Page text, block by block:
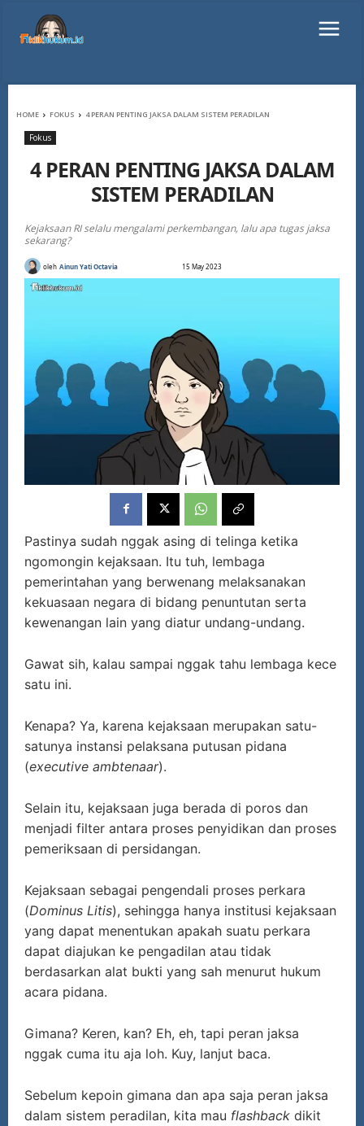
HOME FOKUS 4 PERAN PENTING JAKSA DALAM SISTEM PERADILAN
Fokus
4 PERAN PENTING JAKSA DALAM
SISTEM PERADILAN
Kejaksaan RI selalu mengalami perkembangan, lalu apa tugas jaksa
sekarang?
oleh Ainun Yati Octavia 15 May 2023
Pastinya sudah nggak asing di telinga ketika
ngomongin kejaksaan. Itu tuh, lembaga
pemerintahan yang berwenang melaksanakan
kekuasaan negara di bidang penuntutan serta
kewenangan lain yang diatur undang-undang.
Gawat sih, kalau sampai nggak tahu lembaga kece
satu ini.
Kenapa? Ya, karena kejaksaan merupakan satu-
satunya instansi pelaksana putusan pidana
(executive ambtenaar).
Selain itu, kejaksaan juga berada di poros dan
menjadi filter antara proses penyidikan dan proses
pemeriksaan di persidangan.
Kejaksaan sebagai pengendali proses perkara
(Dominus Litis), sehingga hanya institusi kejaksaan
yang dapat menentukan apakah suatu perkara
dapat diajukan ke pengadilan atau tidak
berdasarkan alat bukti yang sah menurut hukum
acara pidana.
Gimana? Keren, kan? Eh, eh, tapi peran jaksa
nggak cuma itu aja loh. Kuy, lanjut baca.
Sebelum kepoin gimana dan apa saja peran jaksa
dalam sistem peradilan, kita mau flashback dikit